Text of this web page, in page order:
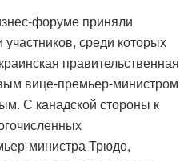
форуме приняли
среди которых
правительственная
вице-премьер-министром
С канадской стороны к
министра Трюдо,